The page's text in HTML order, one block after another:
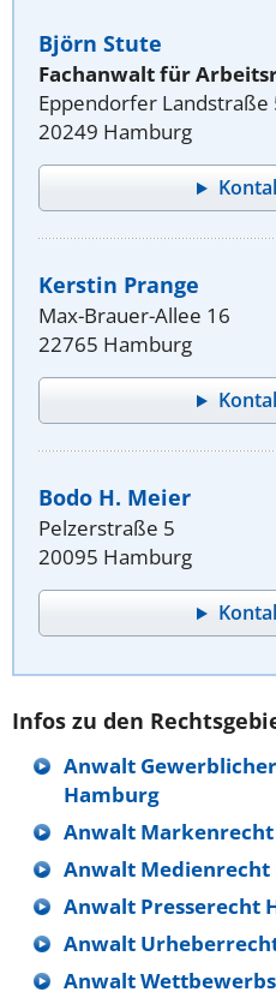
Björn Stute
Fachanwalt für
Eppendorfer Landstraße
20249 Hamburg
Kerstin Prange
Max-Brauer-Allee 16
22765 Hamburg
Bodo H. Meier
Pelzerstraße 5
20095 Hamburg
Infos zu den
Anwalt
Hamburg
Anwalt
Anwalt Medienrecht
Anwalt Presserecht
Anwalt
Anwalt